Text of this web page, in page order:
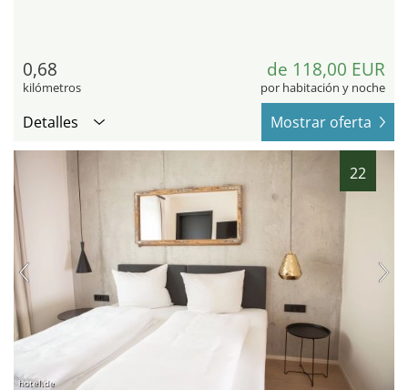
0,68
kilómetros
de 118,00 EUR
por habitación y noche
Detalles Mostrar oferta
22
hotel.de